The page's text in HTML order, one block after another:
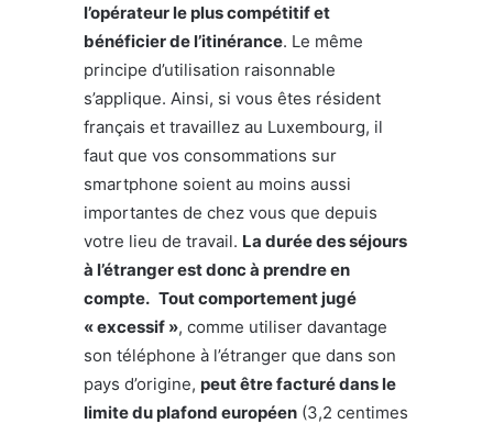
l’opérateur le plus compétitif et
bénéficier de l’itinérance. Le même
principe d’utilisation raisonnable
s’applique. Ainsi, si vous êtes résident
français et travaillez au Luxembourg, il
faut que vos consommations sur
smartphone soient au moins aussi
importantes de chez vous que depuis
votre lieu de travail. La durée des séjours
à l’étranger est donc à prendre en
compte. Tout comportement jugé
« excessif », comme utiliser davantage
son téléphone à l’étranger que dans son
pays d’origine, peut être facturé dans le
limite du plafond européen (3,2 centimes